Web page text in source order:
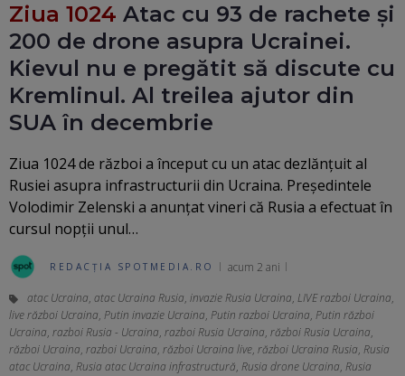
Ziua 1024 Atac cu 93 de rachete și
200 de drone asupra Ucrainei.
Kievul nu e pregătit să discute cu
Kremlinul. Al treilea ajutor din
SUA în decembrie
Ziua 1024 de război a început cu un atac dezlănțuit al
Rusiei asupra infrastructurii din Ucraina. Preşedintele
Volodimir Zelenski a anunţat vineri că Rusia a efectuat în
cursul nopţii unul…
REDACȚIA SPOTMEDIA.RO acum 2 ani
atac Ucraina, atac Ucraina Rusia, invazie Rusia Ucraina, LIVE razboi Ucraina,
live război Ucraina, Putin invazie Ucraina, Putin razboi Ucraina, Putin război
Ucraina, razboi Rusia - Ucraina, razboi Rusia Ucraina, război Rusia Ucraina,
război Ucraina, razboi Ucraina, război Ucraina live, război Ucraina Rusia, Rusia
atac Ucraina, Rusia atac Ucraina infrastructură, Rusia drone Ucraina, Rusia